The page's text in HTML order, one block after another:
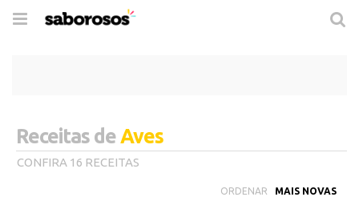
Trocar
Receitas deAves
CONFIRA 16 RECEITAS
ORDENAR